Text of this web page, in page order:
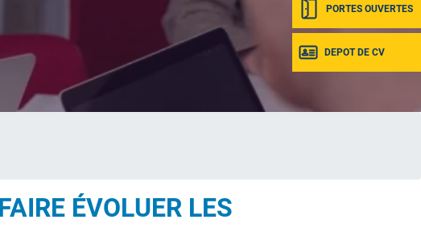
PORTES OUVERTES
DEPOT DE CV
ÉVOLUER LES